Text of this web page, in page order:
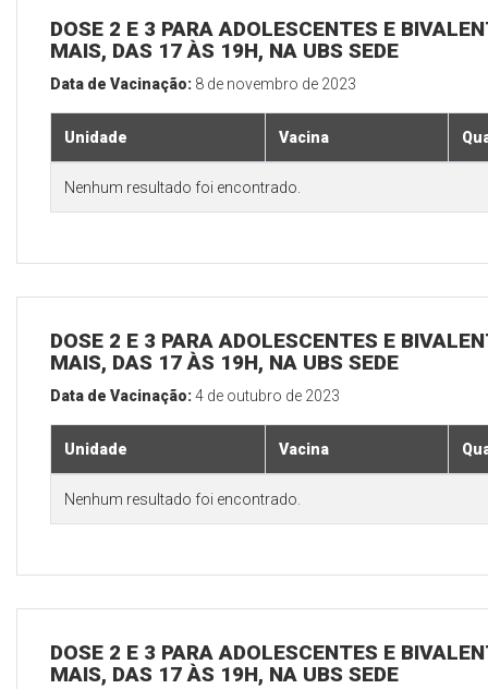
DOSE 2 E 3 PARA ADOLESCENTES E
MAIS, DAS 17 ÀS 19H, NA UBS SEDE
Data de Vacinação: 8 de novembro de 2023
Unidade Vacina
Nenhum resultado foi encontrado.
DOSE 2 E 3 PARA ADOLESCENTES E
MAIS, DAS 17 ÀS 19H, NA UBS SEDE
Data de Vacinação:4 de outubro de 2023
Unidade Vacina
Nenhum resultado foi encontrado.
DOSE 2 E 3 PARA ADOLESCENTES E
MAIS, DAS 17 ÀS 19H, NA UBS SEDE